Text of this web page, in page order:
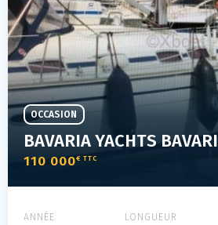
110 000€ TTC
OCCASION
ANNÉE LONGUEUR